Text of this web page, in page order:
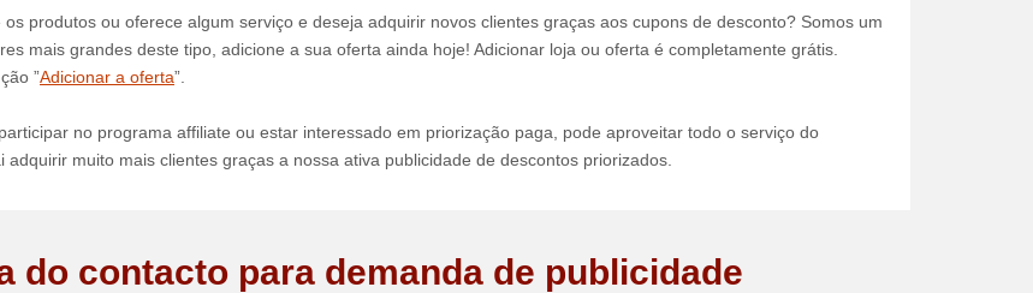
os produtos ou oferece algum serviço e deseja adquirir novos clientes graças aos cupons de desconto? Somos um
mais grandes deste tipo, adicione a sua oferta ainda hoje! Adicionar loja ou oferta é completamente grátis.
”Adicionar a oferta”.
no programa affiliate ou estar interessado em priorização paga, pode aproveitar todo o serviço do
adquirir muito mais clientes graças a nossa ativa publicidade de descontos priorizados.
do contacto para demanda de publicidade